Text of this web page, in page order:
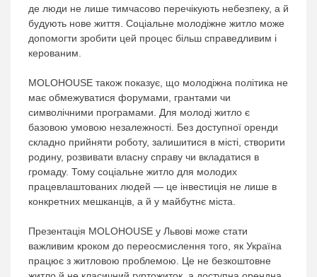
де люди не лише тимчасово перечікують небезпеку, а й
будують нове життя. Соціальне молодіжне житло може
допомогти зробити цей процес більш справедливим і
керованим.
MOLOHOUSE також показує, що молодіжна політика не
має обмежуватися форумами, грантами чи
символічними програмами. Для молоді житло є
базовою умовою незалежності. Без доступної оренди
складно прийняти роботу, залишитися в місті, створити
родину, розвивати власну справу чи вкладатися в
громаду. Тому соціальне житло для молодих
працевлаштованих людей — це інвестиція не лише в
конкретних мешканців, а й у майбутнє міста.
Презентація MOLOHOUSE у Львові може стати
важливим кроком до переосмислення того, як Україна
працює з житловою проблемою. Це не безкоштовне